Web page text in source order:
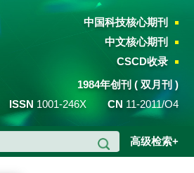
中国科技核心期刊
中文核心期刊
CSCD收录
1984年创刊 ( 双月刊 )
ISSN 1001-246X CN 11-2011/O4
高级检索+